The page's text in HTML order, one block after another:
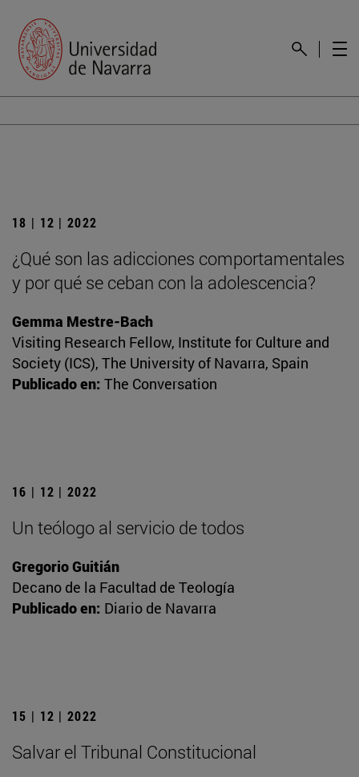
18 | 12 | 2022
¿Qué son las adicciones comportamentales
y por qué se ceban con la adolescencia?
Gemma Mestre-Bach
Visiting Research Fellow, Institute for Culture and
Society (ICS), The University of Navarra, Spain
Publicado en: The Conversation
16 | 12 | 2022
Un teólogo al servicio de todos
Gregorio Guitián
Decano de la Facultad de Teología
Publicado en: Diario de Navarra
15 | 12 | 2022
Salvar el Tribunal Constitucional